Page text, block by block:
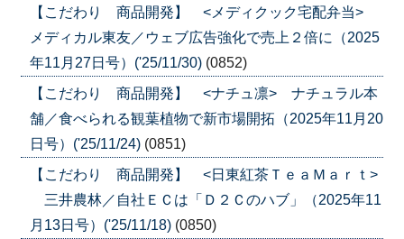
【こだわり 商品開発】 <メディクック宅配弁当>
メディカル東友／ウェブ広告強化で売上２倍に（2025
年11月27日号）('25/11/30) (0852)
【こだわり 商品開発】 <ナチュ凛> ナチュラル本
舗／食べられる観葉植物で新市場開拓（2025年11月20
日号）('25/11/24) (0851)
【こだわり 商品開発】 <日東紅茶ＴｅａＭａｒｔ>
三井農林／自社ＥＣは「Ｄ２Ｃのハブ」（2025年11
月13日号）('25/11/18) (0850)